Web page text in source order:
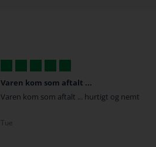
De gange jeg har...
De gange jeg har handlet her har der altid
gode priser :D